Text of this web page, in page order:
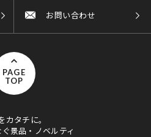
お問い合わせ
PAGE
TOP
カタチに。
景品・ノベルティ